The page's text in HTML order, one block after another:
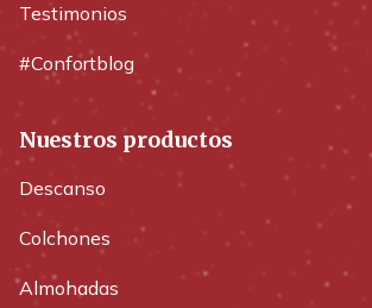
Testimonios
#Confortblog
Nuestros productos
Descanso
Colchones
Almohadas